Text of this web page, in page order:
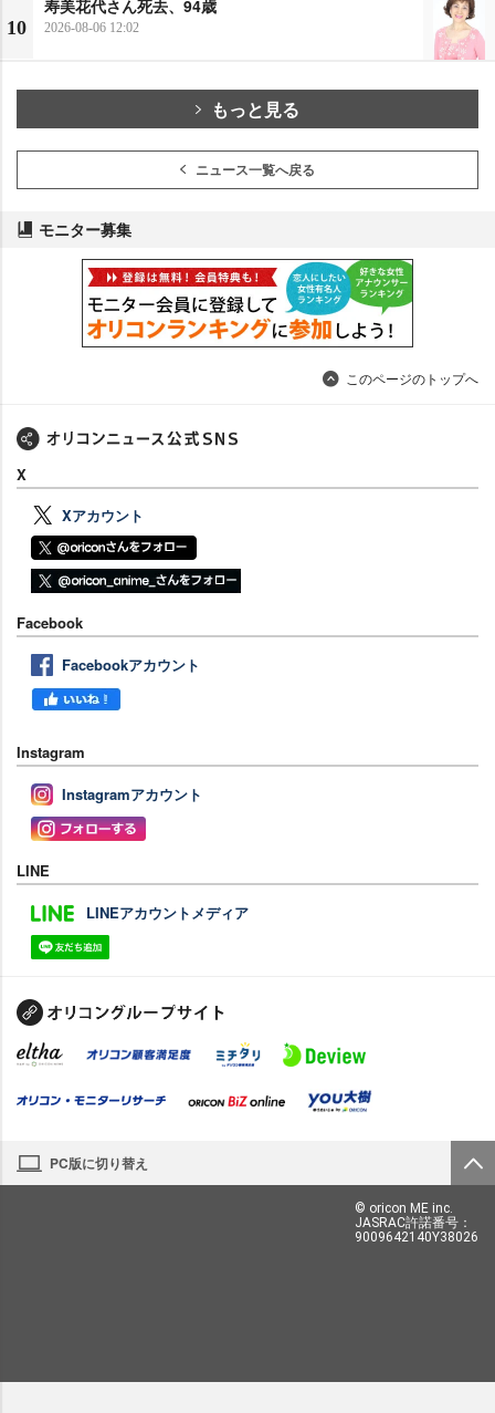
10
寿美花代さん死去、94歳
2026-08-06 12:02
もっと見る
ニュース一覧へ戻る
モニター募集
このページのトップへ
X
Xアカウント
Facebook
Facebookアカウント
Instagram
Instagramアカウント
LINE
LINEアカウントメディア
PC版に切り替え
© oricon ME inc.
JASRAC許諾番号：
9009642140Y38026